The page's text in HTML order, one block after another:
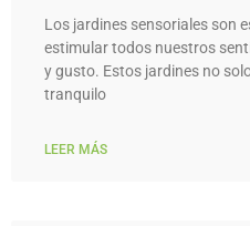
Los jardines sensoriales son
estimular todos nuestros
y gusto. Estos jardines no
tranquilo
LEER MÁS